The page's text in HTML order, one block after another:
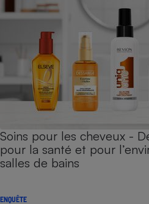
Soins pour les cheveux -
pour la santé et pour
salles de bains
ENQUÊTE